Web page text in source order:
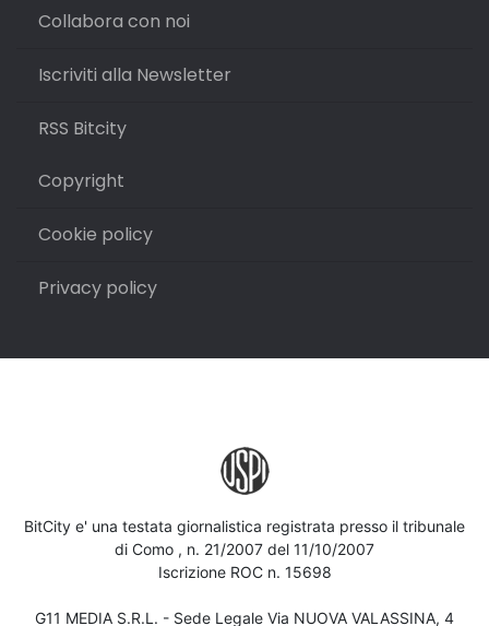
Collabora con noi
Iscriviti alla Newsletter
RSS Bitcity
Copyright
Cookie policy
Privacy policy
BitCity e' una testata giornalistica registrata presso il tribunale
di Como , n. 21/2007 del 11/10/2007
Iscrizione ROC n. 15698
G11 MEDIA S.R.L. - Sede Legale Via NUOVA VALASSINA, 4